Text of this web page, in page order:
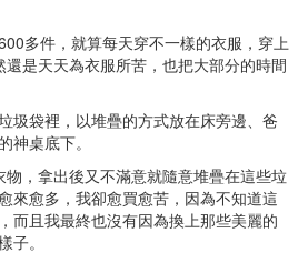
多件，就算每天穿不一樣的衣服，穿上
是天天為衣服所苦，也把大部分的時間
圾袋裡，以堆疊的方式放在床旁邊、爸
神桌底下。
，拿出後又不滿意就隨意堆疊在這些垃
來愈多，我卻愈買愈苦，因為不知道這
而且我最終也沒有因為換上那些美麗的
子。